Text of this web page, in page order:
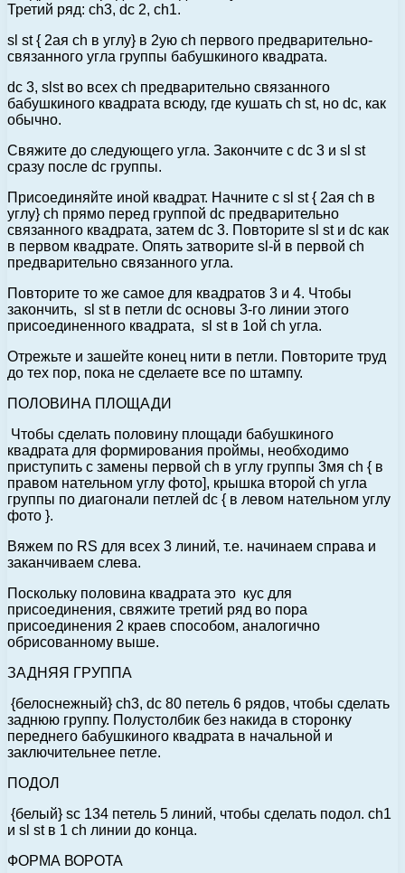
Третий ряд: ch3, dc 2, ch1.
sl st { 2ая ch в углу} в 2ую ch первого предварительно-
связанного угла группы бабушкиного квадрата.
dc 3, slst во всех ch предварительно связанного
бабушкиного квадрата всюду, где кушать ch st, но dc, как
обычно.
Свяжите до следующего угла. Закончите с dc 3 и sl st
сразу после dc группы.
Присоединяйте иной квадрат. Начните с sl st { 2ая ch в
углу} ch прямо перед группой dc предварительно
связанного квадрата, затем dc 3. Повторите sl st и dc как
в первом квадрате. Опять затворите sl-й в первой ch
предварительно связанного угла.
Повторите то же самое для квадратов 3 и 4. Чтобы
закончить, sl st в петли dc основы 3-го линии этого
присоединенного квадрата, sl st в 1ой ch угла.
Отрежьте и зашейте конец нити в петли. Повторите труд
до тех пор, пока не сделаете все по штампу.
ПОЛОВИНА ПЛОЩАДИ
Чтобы сделать половину площади бабушкиного
квадрата для формирования проймы, необходимо
приступить с замены первой ch в углу группы 3мя ch { в
правом нательном углу фото], крышка второй ch угла
группы по диагонали петлей dc { в левом нательном углу
фото }.
Вяжем по RS для всех 3 линий, т.е. начинаем справа и
заканчиваем слева.
Поскольку половина квадрата это кус для
присоединения, свяжите третий ряд во пора
присоединения 2 краев способом, аналогично
обрисованному выше.
ЗАДНЯЯ ГРУППА
{белоснежный} ch3, dc 80 петель 6 рядов, чтобы сделать
заднюю группу. Полустолбик без накида в сторонку
переднего бабушкиного квадрата в начальной и
заключительнее петле.
ПОДОЛ
{белый} sc 134 петель 5 линий, чтобы сделать подол. ch1
и sl st в 1 ch линии до конца.
ФОРМА ВОРОТА